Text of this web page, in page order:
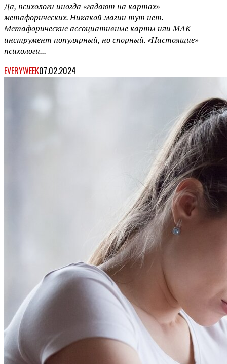
Да, психологи иногда «гадают на картах» —
метафорических. Никакой магии тут нет.
Метафорические ассоциативные карты или МАК —
инструмент популярный, но спорный. «Настоящие»
психологи...
EVERYWEEK07.02.2024